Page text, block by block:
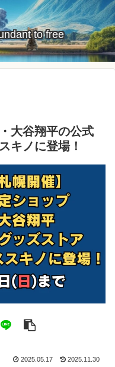
to free
大谷翔平の公式
キノに登場！
2025.05.17 2025.11.30